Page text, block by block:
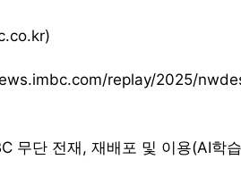
replay/2025/
무단 전재, 재배포 및 이용(AI학